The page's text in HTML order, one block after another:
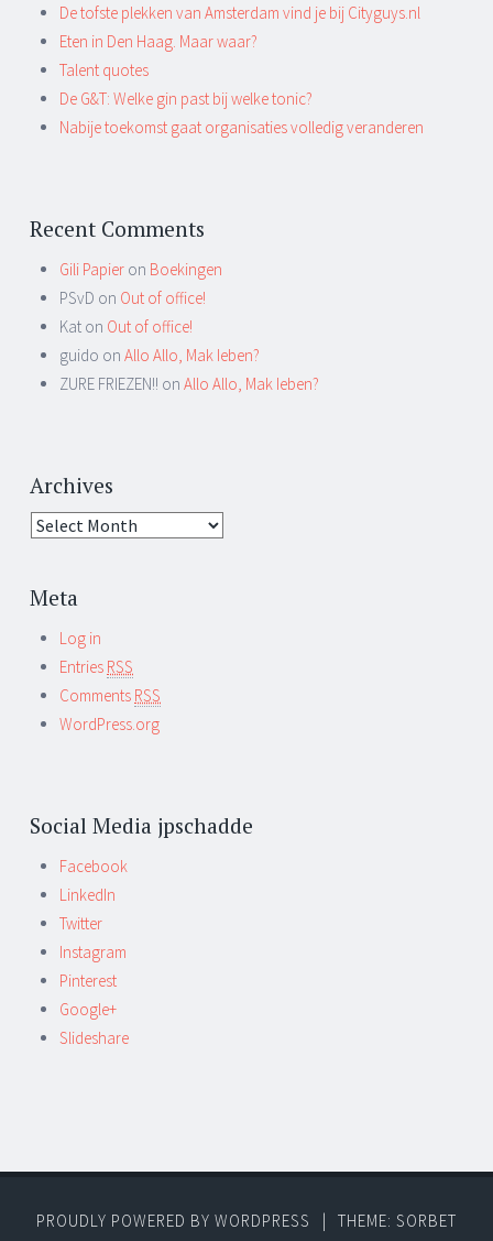
De tofste plekken van Amsterdam vind je bij Cityguys.nl
Eten in Den Haag. Maar waar?
Talent quotes
De G&T: Welke gin past bij welke tonic?
Nabije toekomst gaat organisaties volledig veranderen
Recent Comments
Gili Papier on Boekingen
PSvD on Out of office!
Kat on Out of office!
guido on Allo Allo, Mak Ieben?
ZURE FRIEZEN!! on Allo Allo, Mak Ieben?
Archives
Meta
Log in
Entries RSS
Comments RSS
WordPress.org
Social Media jpschadde
Facebook
LinkedIn
Twitter
Instagram
Pinterest
Google+
Slideshare
PROUDLY POWERED BY WORDPRESS
THEME: SORBET